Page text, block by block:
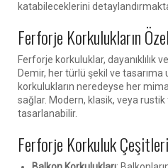
katabileceklerini
Ferforje Korkulukların
Ferforje korkuluklar, dayanıklılık
Demir, her türlü şekil ve
korkulukların neredeyse her
sağlar. Modern, klasik, veya
tasarlanabilir.
Ferforje Korkuluk Çeşitleri